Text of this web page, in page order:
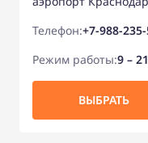
Телефон:+7-988-
Режим работы:9 – 21
ВЫБРАТЬ